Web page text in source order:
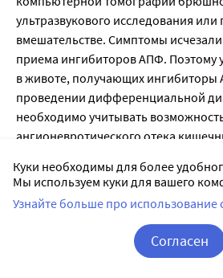
Куки необходимы для более
Мы используем куки для вашего
Узнайте больше про использование
Согласен